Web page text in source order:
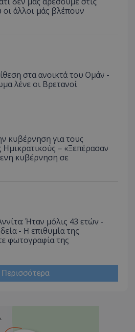
άλλοι μάς βλέπουν
στα ανοικτά του Ομάν -
λένε οι Βρετανοί
κυβέρνηση για τους
– «Ξεπέρασαν
κυβέρνηση σε
Ήταν μόλις 43 ετών -
- Η επιθυμία της
φωτογραφία της
Περισσότερα